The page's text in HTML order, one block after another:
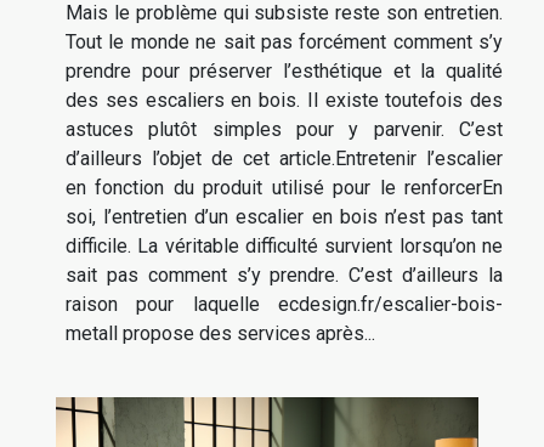
Mais le problème qui subsiste reste son entretien.
Tout le monde ne sait pas forcément comment s’y
prendre pour préserver l’esthétique et la qualité
des ses escaliers en bois. Il existe toutefois des
astuces plutôt simples pour y parvenir. C’est
d’ailleurs l’objet de cet article.Entretenir l’escalier
en fonction du produit utilisé pour le renforcerEn
soi, l’entretien d’un escalier en bois n’est pas tant
difficile. La véritable difficulté survient lorsqu’on ne
sait pas comment s’y prendre. C’est d’ailleurs la
raison pour laquelle ecdesign.fr/escalier-bois-
metall propose des services après...